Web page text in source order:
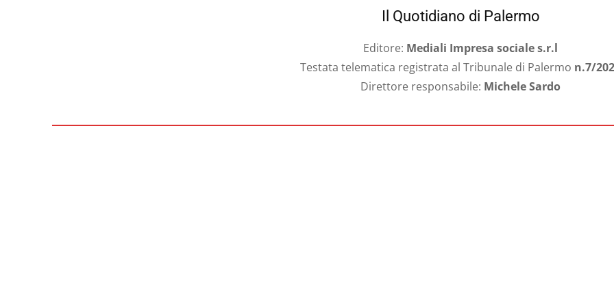
Il Quotidiano di Palermo
Editore: Mediali Impresa sociale s.r.l
Testata telematica registrata al Tribunale di Palermo n.7/
Direttore responsabile: Michele Sardo